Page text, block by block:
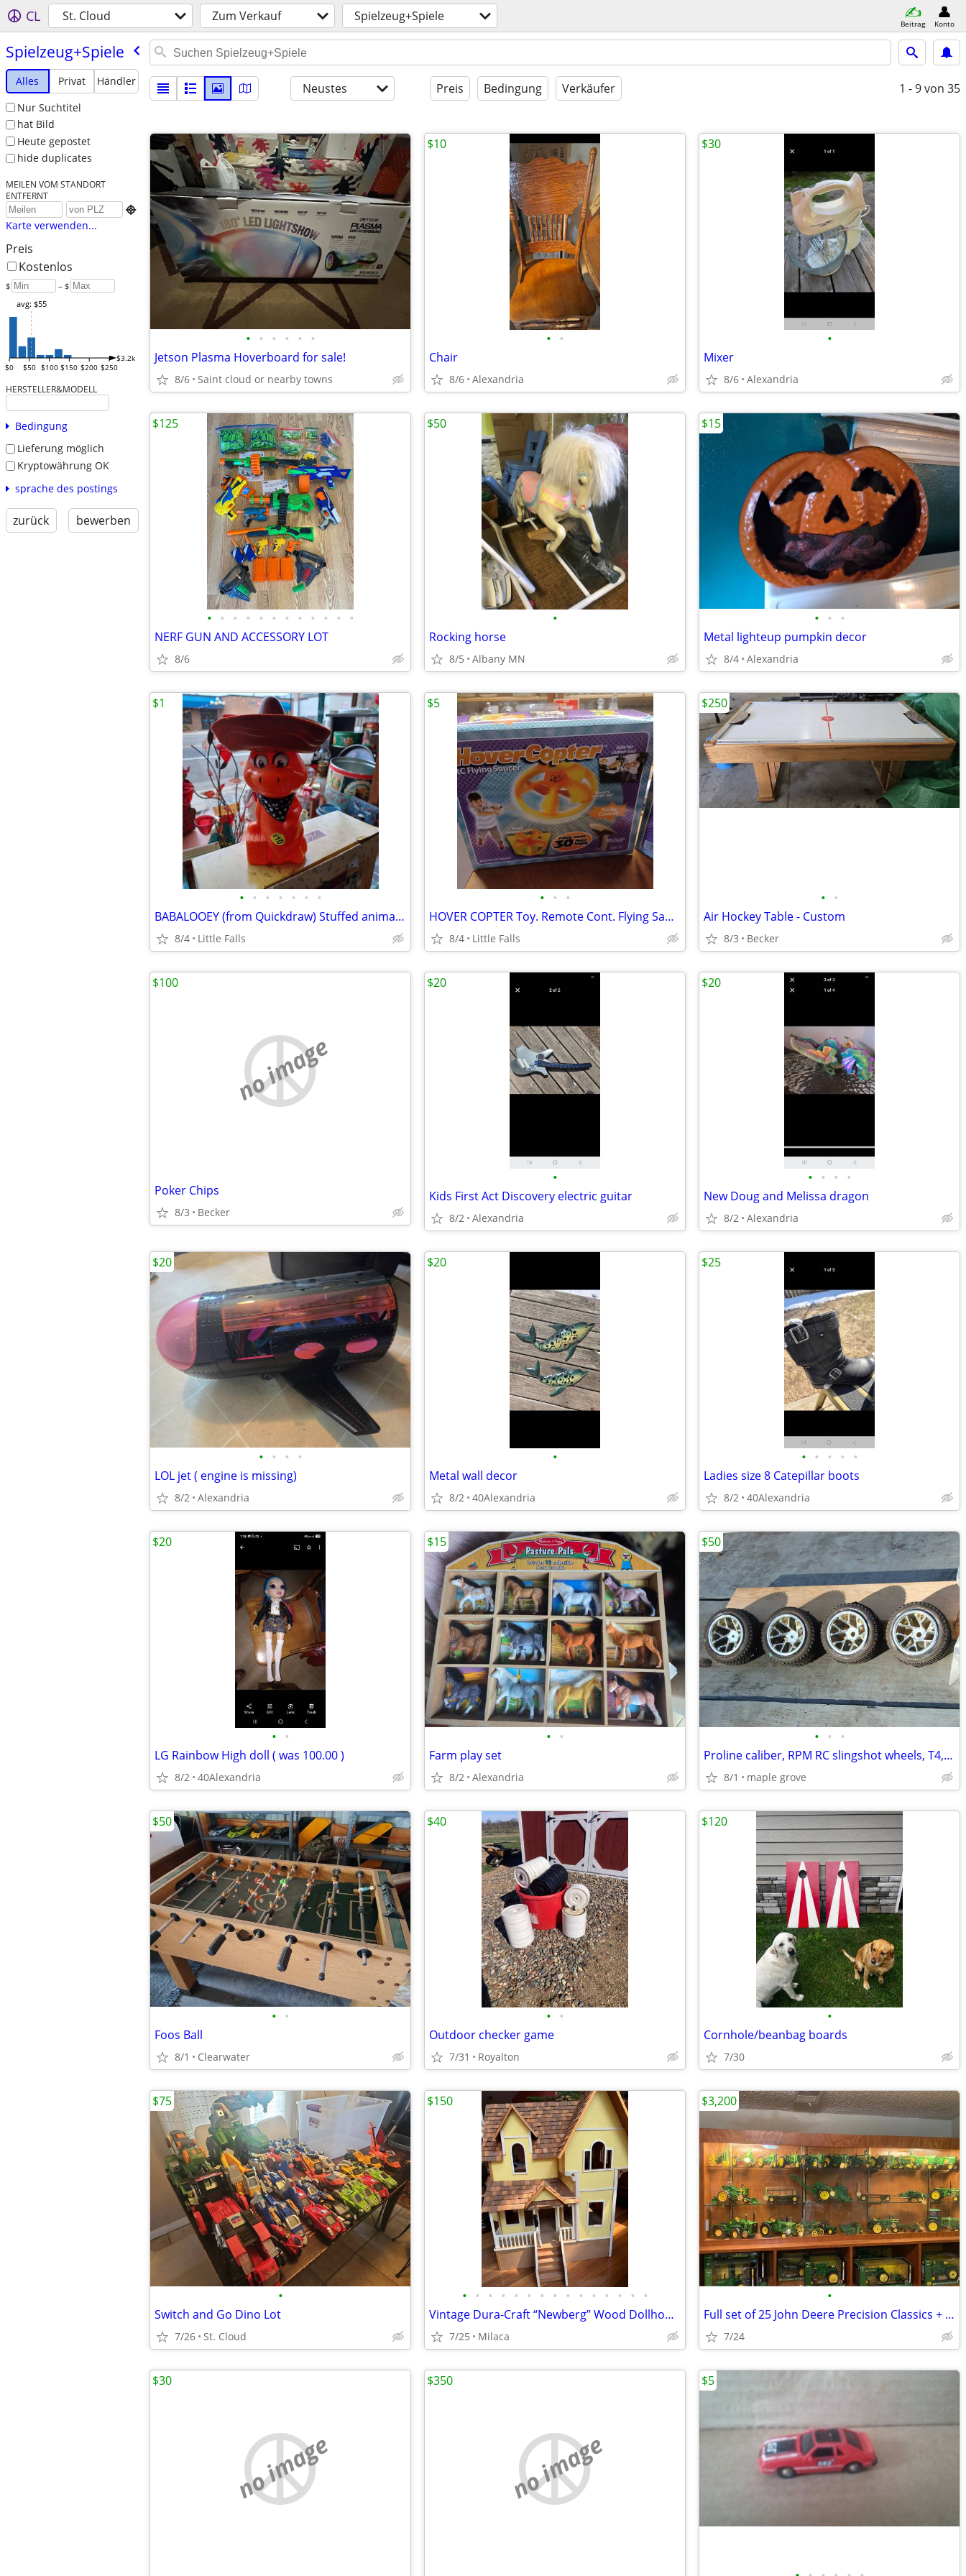
CL St. Cloud Zum Verkauf Spielzeug+Spiele Beitrag Konto
Spielzeug+Spiele
Alles Privat
Händler
Nur Suchtitel
hat Bild
Heute gepostet
hide duplicates
MEILEN VOM STANDORT
ENTFERNT

Karte verwenden...
Preis
Kostenlos
$ – $
$0 $50 $100 $150 $200 $250
$3.2k
avg: $55
HERSTELLER&MODELL
Bedingung
Lieferung möglich
Kryptowährung OK
sprache des postings
zurück bewerben
Neustes Preis Bedingung Verkäufer 1 - 9von 35
• • • • • •
Jetson Plasma Hoverboard for sale!
8/6 Saint cloud or nearby towns
• •
Chair
8/6 Alexandria
$10
•
Mixer
8/6 Alexandria
$30
• • • • • • • • • • • •
NERF GUN AND ACCESSORY LOT
8/6
$125
•
Rocking horse
8/5 Albany MN
$50
• • •
Metal lighteup pumpkin decor
8/4 Alexandria
$15
• • • • • • •
BABALOOEY (from Quickdraw) Stuffed animals, misc. toys
8/4 Little Falls
$1
• • •
HOVER COPTER Toy. Remote Cont. Flying Saucer
8/4 Little Falls
$5
• •
Air Hockey Table - Custom
8/3 Becker
$250
no image
Poker Chips
8/3 Becker
$100
•
Kids First Act Discovery electric guitar
8/2 Alexandria
$20
• • • •
New Doug and Melissa dragon
8/2 Alexandria
$20
• • • •
LOL jet ( engine is missing)
8/2 Alexandria
$20
•
Metal wall decor
8/2 40Alexandria
$20
• • • • •
Ladies size 8 Catepillar boots
8/2 40Alexandria
$25
• •
LG Rainbow High doll ( was 100.00 )
8/2 40Alexandria
$20
• •
Farm play set
8/2 Alexandria
$15
• • •
Proline caliber, RPM RC slingshot wheels, T4,T3,B4,B3
8/1 maple grove
$50
• •
Foos Ball
8/1 Clearwater
$50
• •
Outdoor checker game
7/31 Royalton
$40
•
Cornhole/beanbag boards
7/30
$120
•
Switch and Go Dino Lot
7/26 St. Cloud
$75
• • • • • • • • • • • • • • •
Vintage Dura-Craft “Newberg” Wood Dollhouse - Furnished $150 OBO
7/25 Milaca
$150
•
Full set of 25 John Deere Precision Classics + display case
7/24
$3,200
no image
$30
no image
$350 $5